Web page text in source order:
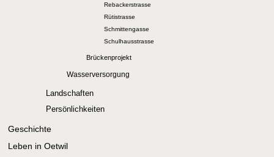
Rebackerstrasse
Rütistrasse
Schmittengasse
Schulhausstrasse
Brückenprojekt
Wasserversorgung
Landschaften
Persönlichkeiten
Geschichte
Leben in Oetwil